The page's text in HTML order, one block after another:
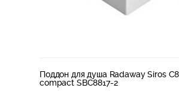
Поддон для душа Radaway Siros
compact SBC8817-2